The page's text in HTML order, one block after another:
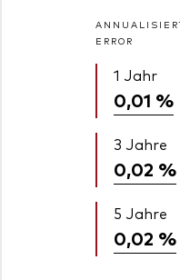
ERROR
1 Jahr
0,01 %
3 Jahre
0,02 %
5 Jahre
0,02 %